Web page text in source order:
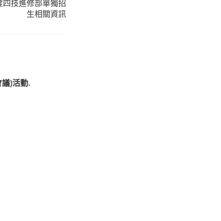
技進修部單獨招
生相關資訊
)活動.